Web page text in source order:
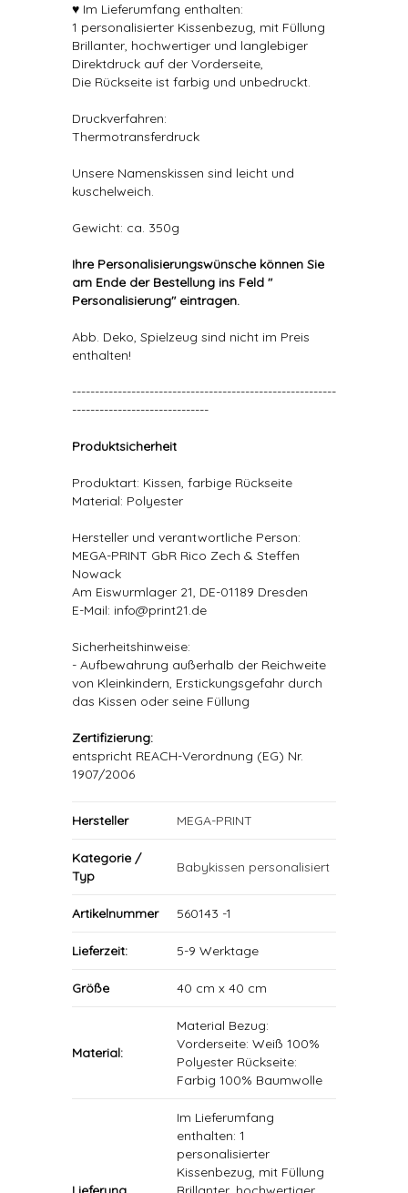
♥ Im Lieferumfang enthalten:
1 personalisierter Kissenbezug, mit Füllung
Brillanter, hochwertiger und langlebiger
Direktdruck auf der Vorderseite,
Die Rückseite ist farbig und unbedruckt.
Druckverfahren:
Thermotransferdruck
Unsere Namenskissen sind leicht und
kuschelweich.
Gewicht: ca. 350g
Ihre Personalisierungswünsche können Sie
am Ende der Bestellung ins Feld "
Personalisierung" eintragen.
Abb. Deko, Spielzeug sind nicht im Preis
enthalten!
----------------------------------------------------------
------------------------------
Produktsicherheit
Produktart: Kissen, farbige Rückseite
Material: Polyester
Hersteller und verantwortliche Person:
MEGA-PRINT GbR Rico Zech & Steffen
Nowack
Am Eiswurmlager 21, DE-01189 Dresden
E-Mail: info@print21.de
Sicherheitshinweise:
- Aufbewahrung außerhalb der Reichweite
von Kleinkindern, Erstickungsgefahr durch
das Kissen oder seine Füllung
Zertifizierung:
entspricht REACH-Verordnung (EG) Nr.
1907/2006
Hersteller MEGA-PRINT
Kategorie /
Typ
Babykissen personalisiert
Artikelnummer 560143 -1
Lieferzeit: 5-9 Werktage
Größe 40 cm x 40 cm
Material:
Material Bezug:
Vorderseite: Weiß 100%
Polyester Rückseite:
Farbig 100% Baumwolle
Im Lieferumfang
enthalten: 1
personalisierter
Kissenbezug, mit Füllung